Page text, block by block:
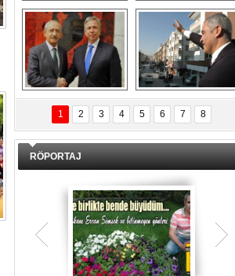
Asla Yalnız
Yürümeyeceksin
Uzun Adam
GÖKÇEK'TEN
HOLLYWOOD
FİLMLERİNİ
ARATMAYAN
TANITIM
DAL İÇERİ ZÜBÜK!
ERCAN ŞİMŞEK
GÖLBAŞI'NDA
KASIRGA ETKİSİ
YARATTI !
1 2 3 4 5 6 7 8
RÖPORTAJ